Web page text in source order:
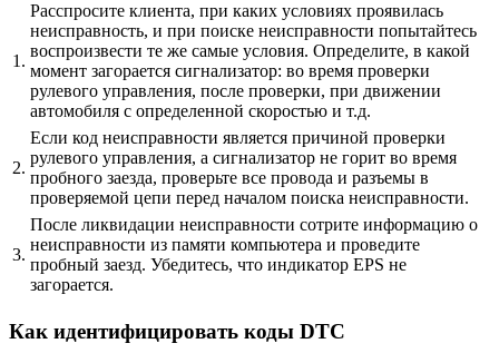
1.
Расспросите клиента, при каких условиях проявилась
неисправность, и при поиске неисправности попытайтесь
воспроизвести те же самые условия. Определите, в какой
момент загорается сигнализатор: во время проверки
рулевого управления, после проверки, при движении
автомобиля с определенной скоростью и т.д.
2.
Если код неисправности является причиной проверки
рулевого управления, а сигнализатор не горит во время
пробного заезда, проверьте все провода и разъемы в
проверяемой цепи перед началом поиска неисправности.
3.
После ликвидации неисправности сотрите информацию о
неисправности из памяти компьютера и проведите
пробный заезд. Убедитесь, что индикатор EPS не
загорается.
Как идентифицировать коды DTC